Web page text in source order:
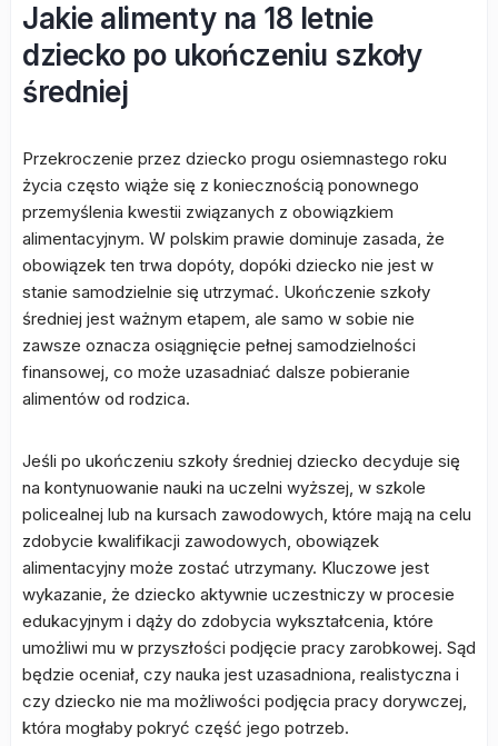
Jakie alimenty na 18 letnie
dziecko po ukończeniu szkoły
średniej
Przekroczenie przez dziecko progu osiemnastego roku
życia często wiąże się z koniecznością ponownego
przemyślenia kwestii związanych z obowiązkiem
alimentacyjnym. W polskim prawie dominuje zasada, że
obowiązek ten trwa dopóty, dopóki dziecko nie jest w
stanie samodzielnie się utrzymać. Ukończenie szkoły
średniej jest ważnym etapem, ale samo w sobie nie
zawsze oznacza osiągnięcie pełnej samodzielności
finansowej, co może uzasadniać dalsze pobieranie
alimentów od rodzica.
Jeśli po ukończeniu szkoły średniej dziecko decyduje się
na kontynuowanie nauki na uczelni wyższej, w szkole
policealnej lub na kursach zawodowych, które mają na celu
zdobycie kwalifikacji zawodowych, obowiązek
alimentacyjny może zostać utrzymany. Kluczowe jest
wykazanie, że dziecko aktywnie uczestniczy w procesie
edukacyjnym i dąży do zdobycia wykształcenia, które
umożliwi mu w przyszłości podjęcie pracy zarobkowej. Sąd
będzie oceniał, czy nauka jest uzasadniona, realistyczna i
czy dziecko nie ma możliwości podjęcia pracy dorywczej,
która mogłaby pokryć część jego potrzeb.